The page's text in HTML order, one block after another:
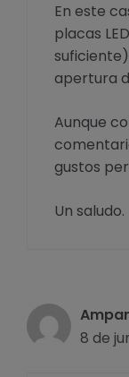
En este
placas
apertura
Aunque
gustos
Un saludo.
8 de